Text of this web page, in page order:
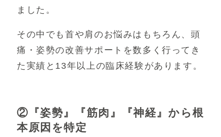
ました。
その中でも首や肩のお悩みはもちろん、頭
痛・姿勢の改善サポートを数多く行ってき
た実績と13年以上の臨床経験があります。
② 『姿勢』『筋肉』『神経』から根
本原因を特定